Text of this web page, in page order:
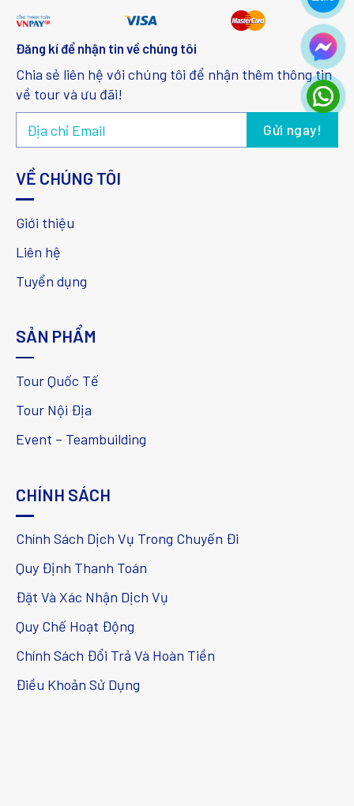
Đăng kí để nhận tin về chúng tôi
Chia sẻ liên hệ với chúng tôi để nhận thêm thông tin
về tour và ưu đãi!
VỀ CHÚNG TÔI
Giới thiệu
Liên hệ
Tuyển dụng
SẢN PHẨM
Tour Quốc Tế
Tour Nội Địa
Event – Teambuilding
CHÍNH SÁCH
Chính Sách Dịch Vụ Trong Chuyến Đi
Quy Định Thanh Toán
Đặt Và Xác Nhận Dịch Vụ
Quy Chế Hoạt Động
Chính Sách Đổi Trả Và Hoàn Tiền
Điều Khoản Sử Dụng